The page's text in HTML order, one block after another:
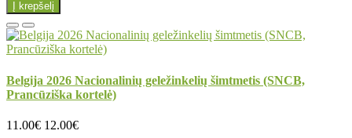
Į krepšelį
Belgija 2026 Nacionalinių geležinkelių šimtmetis (SNCB,
Prancūziška kortelė)
11.00€ 12.00€